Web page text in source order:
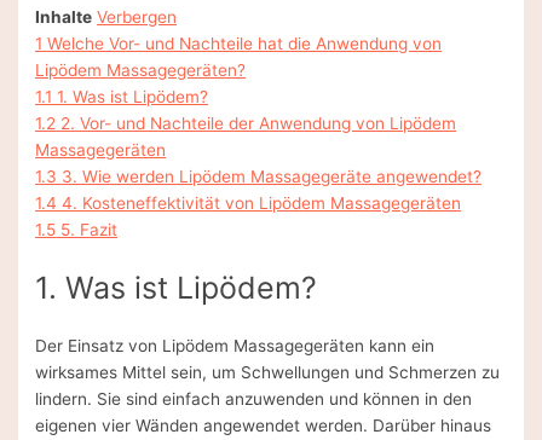
Inhalte Verbergen
1 Welche Vor- und Nachteile hat die Anwendung von
Lipödem Massagegeräten?
1.1 1. Was ist Lipödem?
1.2 2. Vor- und Nachteile der Anwendung von Lipödem
Massagegeräten
1.3 3. Wie werden Lipödem Massagegeräte angewendet?
1.4 4. Kosteneffektivität von Lipödem Massagegeräten
1.5 5. Fazit
1. Was ist Lipödem?
Der Einsatz von Lipödem Massagegeräten kann ein
wirksames Mittel sein, um Schwellungen und Schmerzen zu
lindern. Sie sind einfach anzuwenden und können in den
eigenen vier Wänden angewendet werden. Darüber hinaus